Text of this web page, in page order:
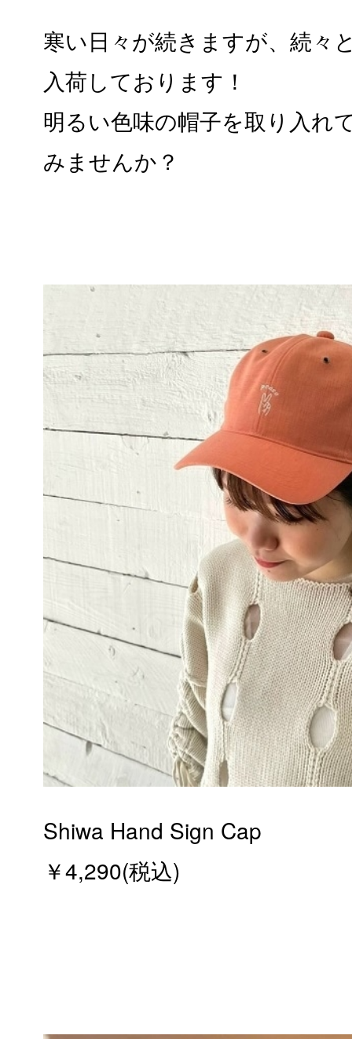
寒い日々が続きますが、続々
入荷しております！
明るい色味の帽子を取り入れ
みませんか？
Shiwa Hand Sign Cap
￥4,290(税込)